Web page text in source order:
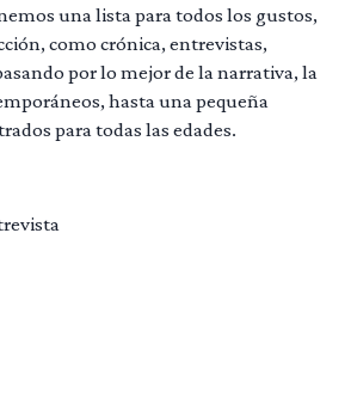
una lista para todos los gustos,
como crónica, entrevistas,
por lo mejor de la narrativa, la
hasta una pequeña
para todas las edades.